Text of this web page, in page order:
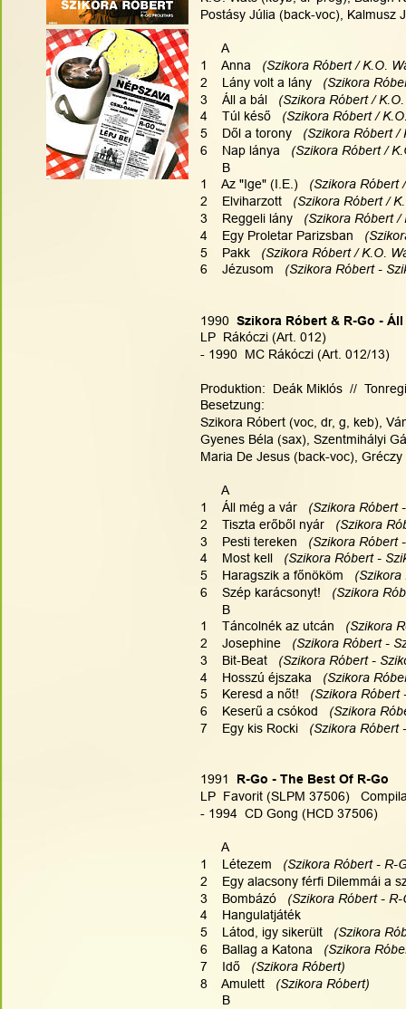
Postásy Júlia (back-voc), Kalmusz
      A
1    Anna
(Szikora Róbert / K.O.
2    Lány volt a lány
(Szikora
3    Áll a bál
(Szikora Róbert /
4    Túl késő
(Szikora Róbert /
5    Dől a torony
(Szikora Róbert
6    Nap lánya
(Szikora Róbert /
      B
1    Az "Ige" (I.E.)
(Szikora Róbert
2    Elviharzott
(Szikora Róbert /
3    Reggeli lány
(Szikora Róbert
4    Egy Proletar Parizsban
5    Pakk
(Szikora Róbert / K.O.
6    Jézusom
(Szikora Róbert -
1990
Szikora Róbert & R-Go -
LP  Rákóczi (Art. 012)
- 1990  MC Rákóczi (Art. 012/13)
Produktion:  Deák Miklós  //
Besetzung:
Szikora Róbert (voc, dr, g, keb),
Gyenes Béla (sax), Szentmihályi
Maria De Jesus (back-voc),
      A
1    Áll még a vár
(Szikora Róbert
2    Tiszta erőből nyár
(Szikora
3    Pesti tereken
(Szikora Róbert
4    Most kell
(Szikora Róbert -
5    Haragszik a főnököm
6    Szép karácsonyt!
(Szikora
      B
1    Táncolnék az utcán
(Szikora
2    Josephine
(Szikora Róbert -
3    Bit-Beat
(Szikora Róbert -
4    Hosszú éjszaka
(Szikora
5    Keresd a nőt!
(Szikora Róbert
6    Keserű a csókod
(Szikora
7    Egy kis Rocki
(Szikora Róbert
1991
  R-Go - The Best Of R-Go
LP  Favorit (SLPM 37506)
- 1994  CD Gong (HCD 37506)
      A
1    Létezem
(Szikora Róbert - R-
2    Egy alacsony férfi Dilemmái a
3    Bombázó
(Szikora Róbert -
4    Hangulatjáték
5    Látod, igy sikerült
(Szikora
6    Ballag a Katona
(Szikora
7    Idő
(Szikora Róbert)
8    Amulett
(Szikora Róbert)
      B